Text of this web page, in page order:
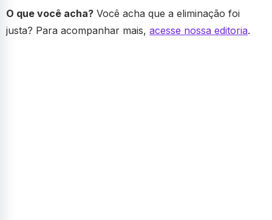
O que você acha? Você acha que a eliminação foi
justa? Para acompanhar mais, acesse nossa editoria.